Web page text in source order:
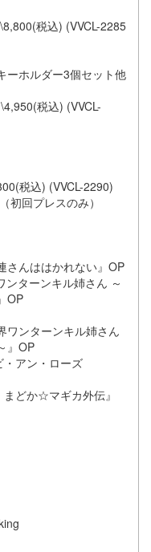
税込) (VVCL-2285
ーホルダー3個セット他
税込) (VVCL-
税込) (VVCL-2290)
初回プレスのみ）
さんははかれない』OP
ターンキル姉さん ～
OP
ワンターンキル姉さん
』OP
アン・ローズ
どか☆マギカ外伝』